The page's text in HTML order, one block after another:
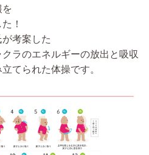
を
！
考案した
ラのエネルギーの放出と吸収
てられた体操です。